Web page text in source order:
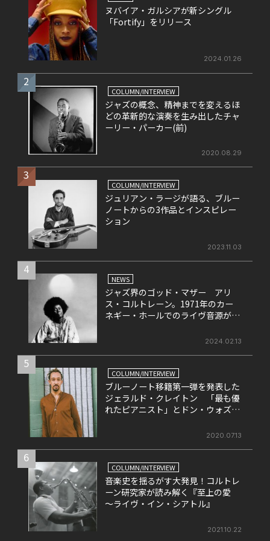
ヌバイア・ガルシアが新シングル
「Fortify」をリリース
2024.01.26
2
COLUMN/INTERVIEW
ジャズの概念、精神までを変えるほ
どの革新的な演奏を生み出したチャ
ーリー・パーカー(前)
2020.08.29
3
COLUMN/INTERVIEW
ジュリアン・ラージが語る、ブルー
ノートからの3作品とインスピレー
ション
2023.11.03
4
NEWS
ジャズ界のゴッド・マザー アリ
ス・コルトレーン。1971年のカー
ネギー・ホールでのライヴ音源がリ
2024.02.13
5
COLUMN/INTERVIEW
ブルーノート移籍第一弾を発表した
ジェラルド・クレイトン 「最も優
れたピアニスト」とドン・ウォズが
2020.07.13
6
COLUMN/INTERVIEW
音楽史を揺るがす大発見！コルトレ
ーン研究家が読み解く『至上の愛
～ライヴ・イン・シアトル』
2021.10.22